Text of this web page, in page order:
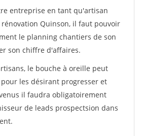
entreprise en tant qu'artisan
Quinson, il faut pouvoir
le planning chantiers de son
son chiffre d'affaires.
le bouche à oreille peut
les désirant progresser et
il faudra obligatoirement
de leads prospectsion dans